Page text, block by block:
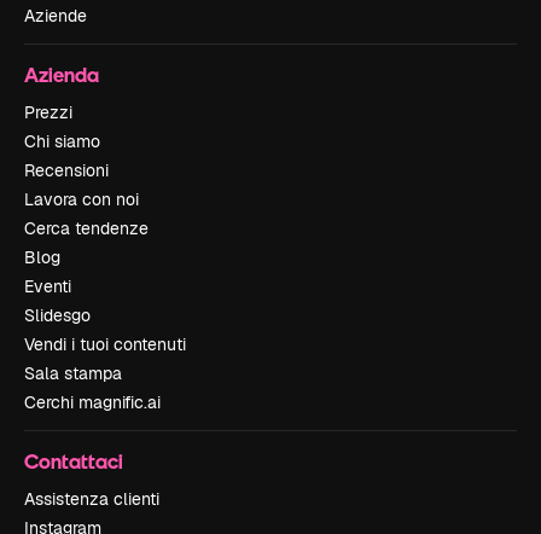
Aziende
Azienda
Prezzi
Chi siamo
Recensioni
Lavora con noi
Cerca tendenze
Blog
Eventi
Slidesgo
Vendi i tuoi contenuti
Sala stampa
Cerchi magnific.ai
Contattaci
Assistenza clienti
Instagram